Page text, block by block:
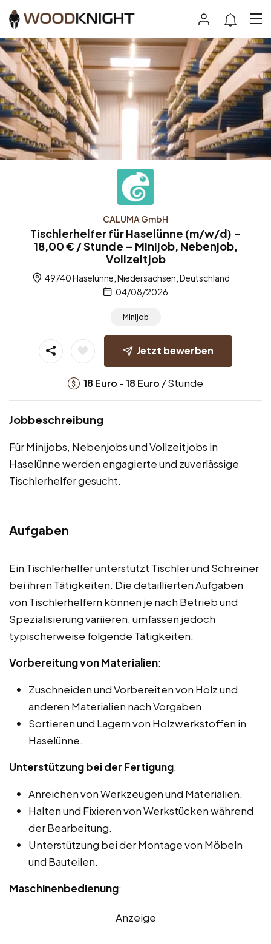
CALUMA GmbH
Tischlerhelfer für Haselünne (m/w/d) –
18,00 € / Stunde – Minijob, Nebenjob,
Vollzeitjob
49740 Haselünne, Niedersachsen, Deutschland
04/08/2026
Minijob
Jetzt bewerben
18 Euro -18 Euro / Stunde
Jobbeschreibung
Für Minijobs, Nebenjobs und Vollzeitjobs in
Haselünne werden engagierte und zuverlässige
Tischlerhelfer gesucht.
Aufgaben
Ein Tischlerhelfer unterstützt Tischler und Schreiner
bei ihren Tätigkeiten. Die detaillierten Aufgaben
von Tischlerhelfern können je nach Betrieb und
Spezialisierung variieren, umfassen jedoch
typischerweise folgende Tätigkeiten:
Vorbereitung von Materialien:
Zuschneiden und Vorbereiten von Holz und
anderen Materialien nach Vorgaben.
Sortieren und Lagern von Holzwerkstoffen in
Haselünne.
Unterstützung bei der Fertigung:
Anreichen von Werkzeugen und Materialien.
Halten und Fixieren von Werkstücken während
der Bearbeitung.
Unterstützung bei der Montage von Möbeln
und Bauteilen.
Maschinenbedienung:
Anzeige